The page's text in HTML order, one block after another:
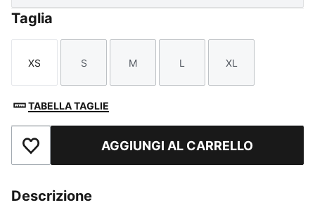
Taglia
Taglia
XS
Taglia
S
Taglia
M
Taglia
L
Taglia
XL
TABELLA TAGLIE
Aggiungi ai PreferitiAGGIUNGI AL CARRELLO
Descrizione